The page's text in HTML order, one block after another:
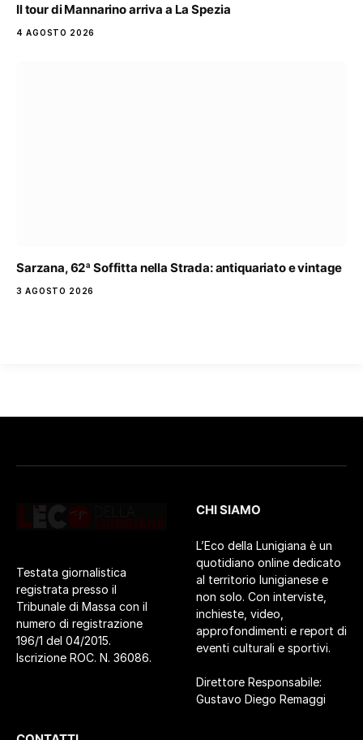
Il tour di Mannarino arriva a La Spezia
4 AGOSTO 2026
Sarzana, 62ª Soffitta nella Strada: antiquariato e vintage
3 AGOSTO 2026
Testata giornalistica
registrata presso il
Tribunale di Massa con il
numero di registrazione
196/1 del 04/2015.
Iscrizione ROC. N. 36086.
CHI SIAMO
L’Eco della Lunigiana è un
quotidiano online dedicato
al territorio lunigianese e
non solo. Con interviste,
inchieste, video,
approfondimenti e report di
eventi culturali e sportivi.
Direttore Responsabile:
Gustavo Diego Remaggi